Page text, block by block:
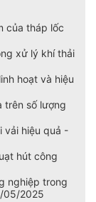
của tháp lốc
xử lý khí thải
hoạt và hiệu
trên số lượng
vải hiệu quả -
hút công
nghiệp trong
05/2025